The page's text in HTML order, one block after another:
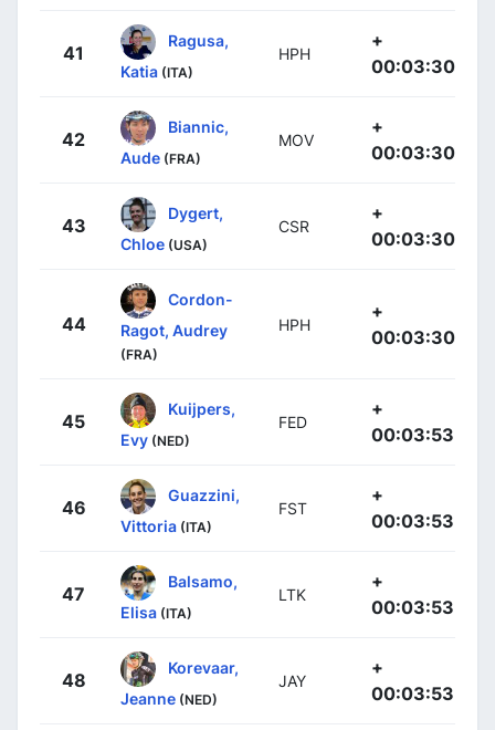
41
Ragusa,
Katia (ITA)
HPH
+
00:03:30
42
Biannic,
Aude (FRA)
MOV
+
00:03:30
43
Dygert,
Chloe (USA)
CSR
+
00:03:30
44
Cordon-
Ragot, Audrey
(FRA)
HPH
+
00:03:30
45
Kuijpers,
Evy (NED)
FED
+
00:03:53
46
Guazzini,
Vittoria (ITA)
FST
+
00:03:53
47
Balsamo,
Elisa (ITA)
LTK
+
00:03:53
48
Korevaar,
Jeanne (NED)
JAY
+
00:03:53